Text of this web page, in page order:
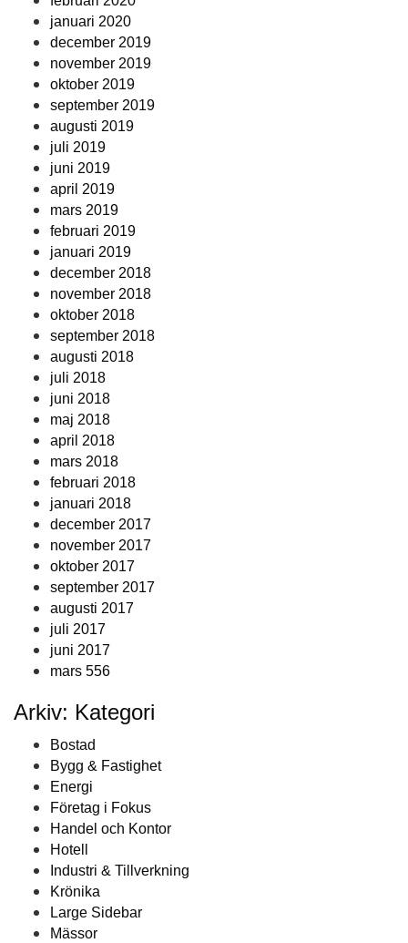
januari 2020
december 2019
november 2019
oktober 2019
september 2019
augusti 2019
juli 2019
juni 2019
april 2019
mars 2019
februari 2019
januari 2019
december 2018
november 2018
oktober 2018
september 2018
augusti 2018
juli 2018
juni 2018
maj 2018
april 2018
mars 2018
februari 2018
januari 2018
december 2017
november 2017
oktober 2017
september 2017
augusti 2017
juli 2017
juni 2017
mars 556
Arkiv: Kategori
Bostad
Bygg & Fastighet
Energi
Företag i Fokus
Handel och Kontor
Hotell
Industri & Tillverkning
Krönika
Large Sidebar
Mässor